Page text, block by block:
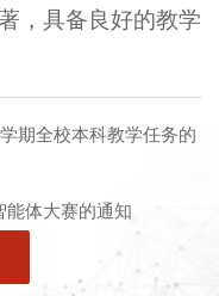
，具备良好的教学
期全校本科教学任务的
能体大赛的通知